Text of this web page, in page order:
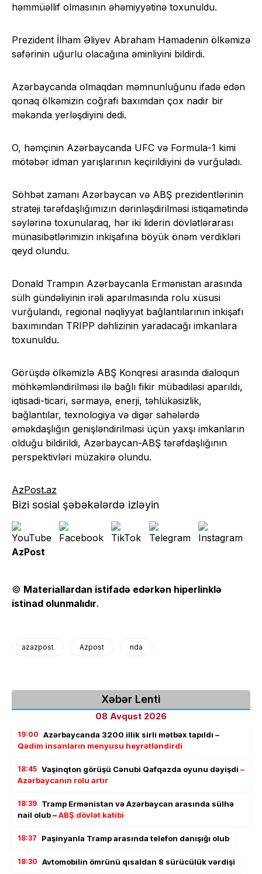
həmmüəllif olmasının əhəmiyyətinə toxunuldu.
Prezident İlham Əliyev Abraham Hamadenin ölkəmizə
səfərinin uğurlu olacağına əminliyini bildirdi.
Azərbaycanda olmaqdan məmnunluğunu ifadə edən
qonaq ölkəmizin coğrafi baxımdan çox nadir bir
məkanda yerləşdiyini dedi.
O, həmçinin Azərbaycanda UFC və Formula-1 kimi
mötəbər idman yarışlarının keçirildiyini də vurğuladı.
Söhbət zamanı Azərbaycan və ABŞ prezidentlərinin
strateji tərəfdaşlığımızın dərinləşdirilməsi istiqamətində
səylərinə toxunularaq, hər iki liderin dövlətlərarası
münasibətlərimizin inkişafına böyük önəm verdikləri
qeyd olundu.
Donald Trampın Azərbaycanla Ermənistan arasında
sülh gündəliyinin irəli aparılmasında rolu xüsusi
vurğulandı, regional nəqliyyat bağlantılarının inkişafı
baxımından TRIPP dəhlizinin yaradacağı imkanlara
toxunuldu.
Görüşdə ölkəmizlə ABŞ Konqresi arasında dialoqun
möhkəmləndirilməsi ilə bağlı fikir mübadiləsi aparıldı,
iqtisadi-ticari, sərmayə, enerji, təhlükəsizlik,
bağlantılar, texnologiya və digər sahələrdə
əməkdaşlığın genişləndirilməsi üçün yaxşı imkanların
olduğu bildirildi, Azərbaycan-ABŞ tərəfdaşlığının
perspektivləri müzakirə olundu.
AzPost.az
Bizi sosial şəbəkələrdə izləyin
AzPost
© Materiallardan istifadə edərkən hiperlinklə
istinad olunmalıdır.
azazpost Azpost nda
Xəbər Lenti
08 Avqust 2026
19:00 Azərbaycanda 3200 illik sirli mətbəx tapıldı –
Qədim insanların menyusu heyrətləndirdi
18:45 Vaşinqton görüşü Cənubi Qafqazda oyunu dəyişdi –
Azərbaycanın rolu artır
18:39 Tramp Ermənistan və Azərbaycan arasında sülhə
nail olub –ABŞ dövlət katibi
18:37 Paşinyanla Tramp arasında telefon danışığı olub
18:30 Avtomobilin ömrünü qısaldan 8 sürücülük vərdişi